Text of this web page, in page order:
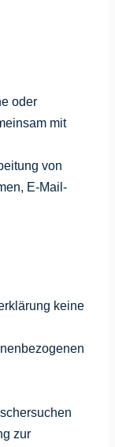
oder
mit
von
E-Mail-
keine
zur